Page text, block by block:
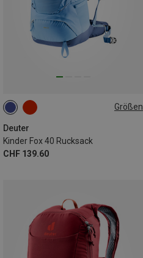
Größen
Deuter
Kinder Fox 40 Rucksack
CHF 139.60
40L